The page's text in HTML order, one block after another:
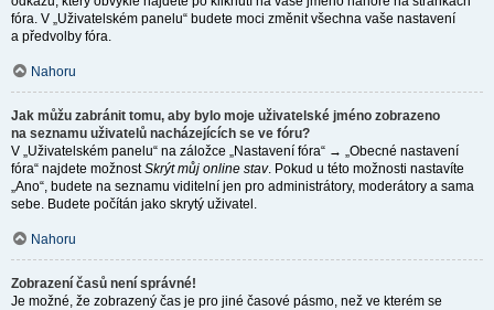
fóra. V „Uživatelském panelu“ budete moci změnit všechna vaše nastavení
a předvolby fóra.
Nahoru
Jak můžu zabránit tomu, aby bylo moje uživatelské jméno zobrazeno
na seznamu uživatelů nacházejících se ve fóru?
V „Uživatelském panelu“ na záložce „Nastavení fóra“ → „Obecné nastavení
fóra“ najdete možnostSkrýt můj online stav. Pokud u této možnosti nastavíte
„Ano“, budete na seznamu viditelní jen pro administrátory, moderátory a sama
sebe. Budete počítán jako skrytý uživatel.
Nahoru
Zobrazení časů není správné!
Je možné, že zobrazený čas je pro jiné časové pásmo, než ve kterém se